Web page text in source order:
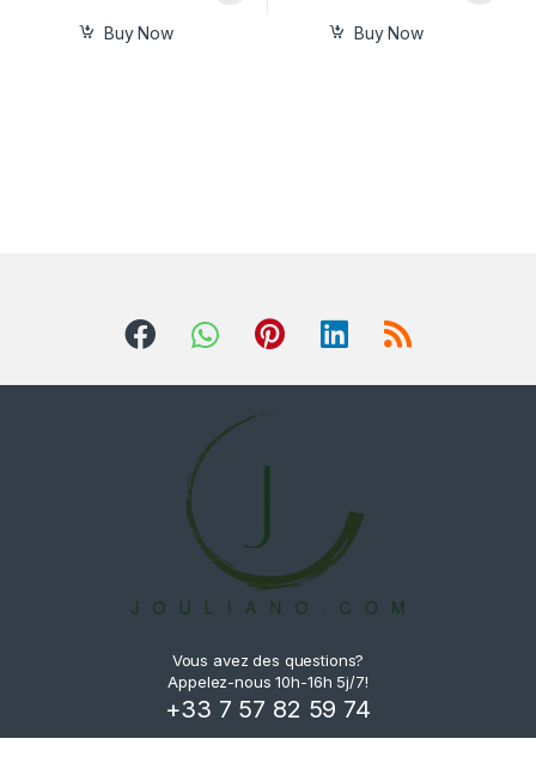
Buy Now Buy Now
Vous avez des questions?
Appelez-nous 10h-16h 5j/7!
+33 7 57 82 59 74